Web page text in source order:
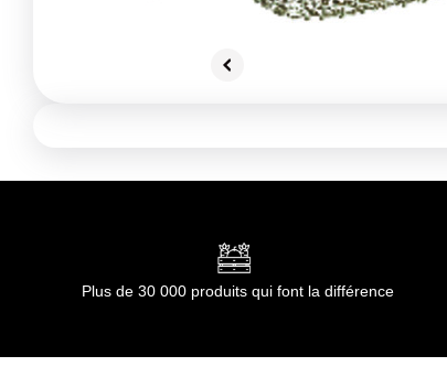
Plus de 30 000 produits qui font la différence